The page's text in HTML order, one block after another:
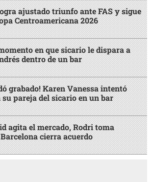
ajustado triunfo ante FAS y sigue
Centroamericana 2026
en que sicario le dispara a
dentro de un bar
grabado! Karen Vanessa intentó
su pareja del sicario en un bar
agita el mercado, Rodri toma
cierra acuerdo